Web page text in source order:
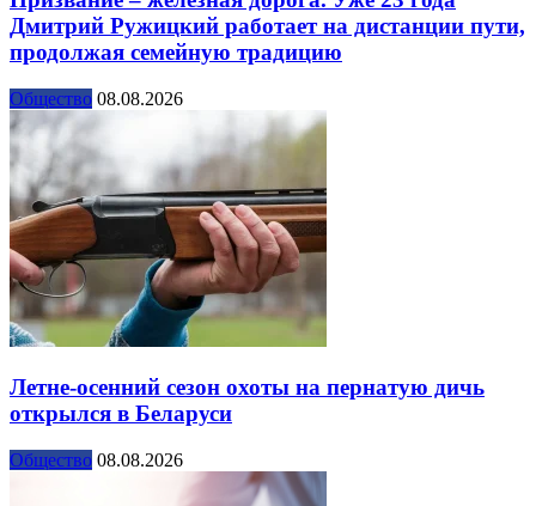
Дмитрий Ружицкий работает на дистанции пути,
продолжая семейную традицию
Общество 08.08.2026
Летне-осенний сезон охоты на пернатую дичь
открылся в Беларуси
Общество 08.08.2026